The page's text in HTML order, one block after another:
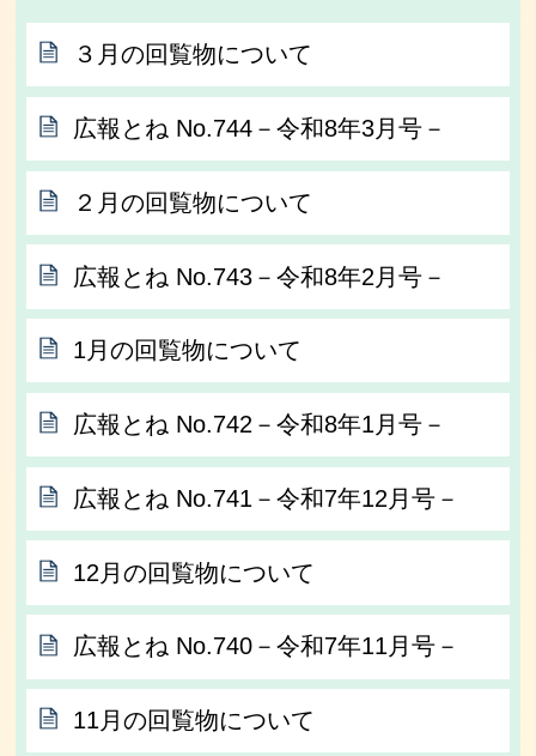
３月の回覧物について
広報とね No.744－令和8年3月号－
２月の回覧物について
広報とね No.743－令和8年2月号－
1月の回覧物について
広報とね No.742－令和8年1月号－
広報とね No.741－令和7年12月号－
12月の回覧物について
広報とね No.740－令和7年11月号－
11月の回覧物について